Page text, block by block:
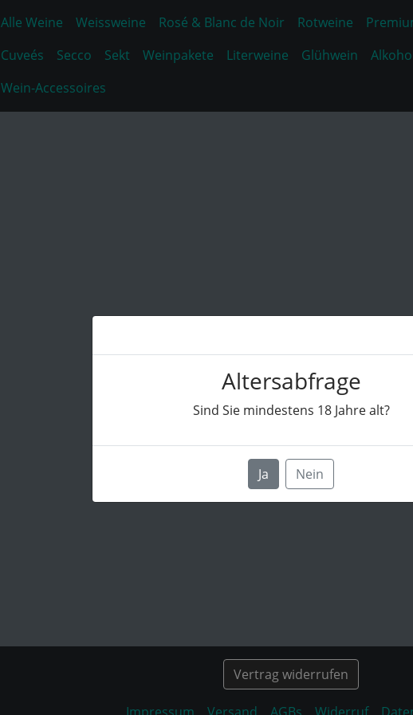
Alle Weine Weissweine Rosé & Blanc de Noir Rotweine
Cuveés
Secco Sekt Weinpakete Literweine Glühwein
Wein-Accessoires
Altersabfrage
Sind Sie mindestens 18Jahre alt?
Ja Nein
Vertrag widerrufen